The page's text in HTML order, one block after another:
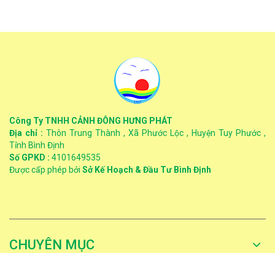
Công Ty TNHH CẢNH ĐÔNG HƯNG PHÁT
Địa chỉ : Thôn Trung Thành , Xã Phước Lộc , Huyện Tuy Phước ,
Tỉnh Bình Định
Số GPKD : 4101649535
Được cấp phép bởi Sở Kế Hoạch & Đầu Tư Bình Định
CHUYÊN MỤC